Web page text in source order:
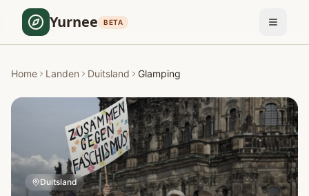
Yurnee BETA
Home Landen Duitsland Glamping
Duitsland